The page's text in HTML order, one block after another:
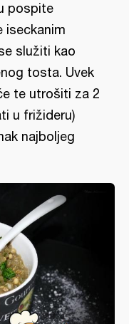
pospite
iseckanim
služiti kao
tosta. Uvek
te utrošiti za 2
u frižideru)
najboljeg